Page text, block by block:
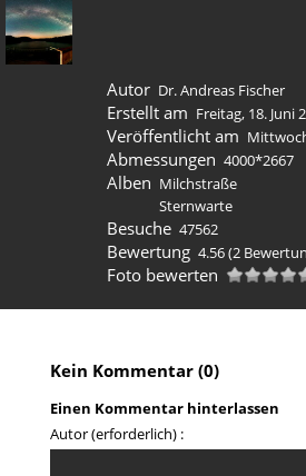
Autor Dr. Andreas Fischer
Erstellt am Freitag, 18. Juni
Veröffentlicht am
Abmessungen 4000*2667
Alben Milchstraße
Sternwarte
Besuche 47562
Bewertung 4.56(2
Foto bewerten
Kein Kommentar (0)
Einen Kommentar hinterlassen
Autor (erforderlich) :